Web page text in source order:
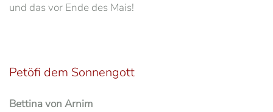
und das vor Ende des Mais!
Petöfi dem Sonnengott
Bettina von Arnim